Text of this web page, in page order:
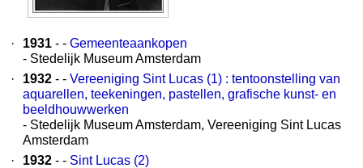
· 1931 - - Gemeenteaankopen
- Stedelijk Museum Amsterdam
·
1932 - - Vereeniging Sint Lucas (1) : tentoonstelling van
aquarellen, teekeningen, pastellen, grafische kunst- en
beeldhouwwerken
- Stedelijk Museum Amsterdam, Vereeniging Sint Lucas
Amsterdam
·
1932 - - Sint Lucas (2)